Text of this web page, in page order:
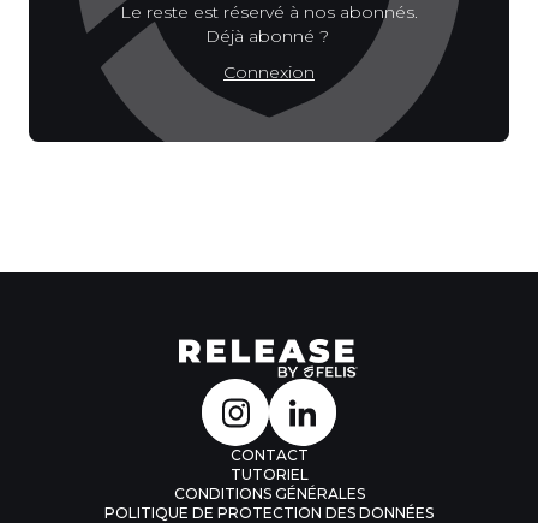
Le reste est réservé à nos abonnés.
Déjà abonné ?
Connexion
CONTACT
TUTORIEL
CONDITIONS GÉNÉRALES
POLITIQUE DE PROTECTION DES DONNÉES